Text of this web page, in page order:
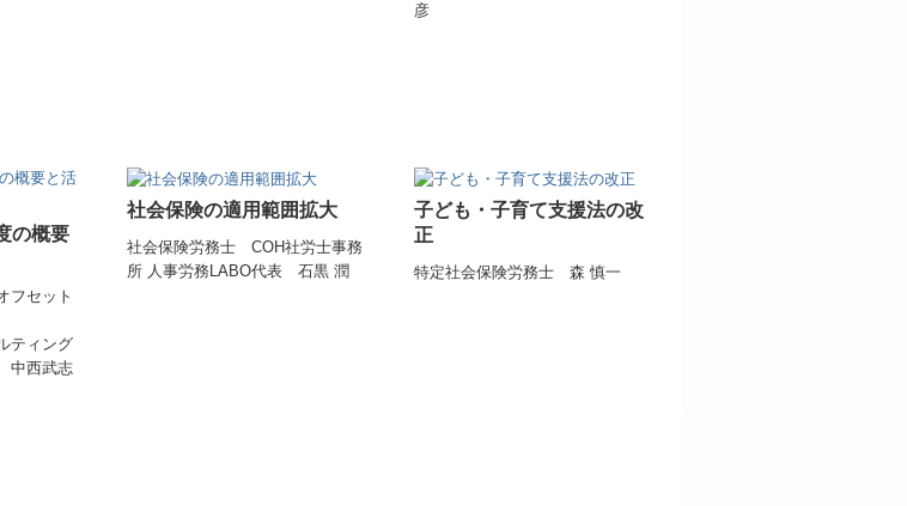
彦
の概要
フセット
ティング
中西武志
社会保険の適用範囲拡大
社会保険労務士 COH社労士事務
所 人事労務LABO代表 石黒 潤
子ども・子育て支援法の改
正
特定社会保険労務士 森 慎一